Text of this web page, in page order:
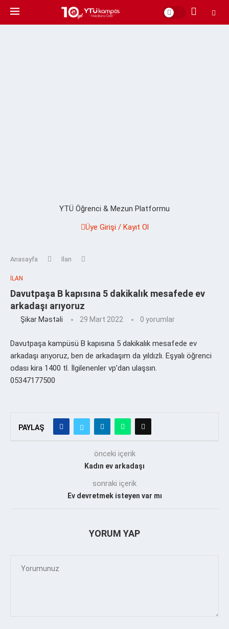
YTÜ Öğrenci & Mezun Platformu
Üye Girişi / Kayıt Ol
Anasayfa İlan
İLAN
Davutpaşa B kapısına 5 dakikalık mesafede ev
arkadaşı arıyoruz
Şikar Məstəli 29 Mart 2022 0 yorumlar
Davutpaşa kampüsü B kapısına 5 dakikalık mesafede ev
arkadaşı arıyoruz, ben de arkadaşım da yıldızlı. Eşyalı öğrenci
odası kira 1400 tl. İlgilenenler vp’dan ulaşsın.
05347177500
PAYLAŞ
önceki içerik
Kadın ev arkadaşı
sonraki içerik
Ev devretmek isteyen var mı
YORUM YAP